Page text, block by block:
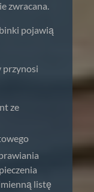
zwracana.
pojawią
przynosi
ze
listę